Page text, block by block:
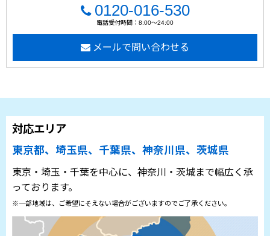
0120-016-530
電話受付時間：8:00～24:00
メールで問い合わせる
対応エリア
東京都、埼玉県、千葉県、神奈川県、茨城県
東京・埼玉・千葉を中心に、神奈川・茨城まで幅広く承
っております。
※一部地域は、ご希望にそえない場合がございますのでご了承ください。